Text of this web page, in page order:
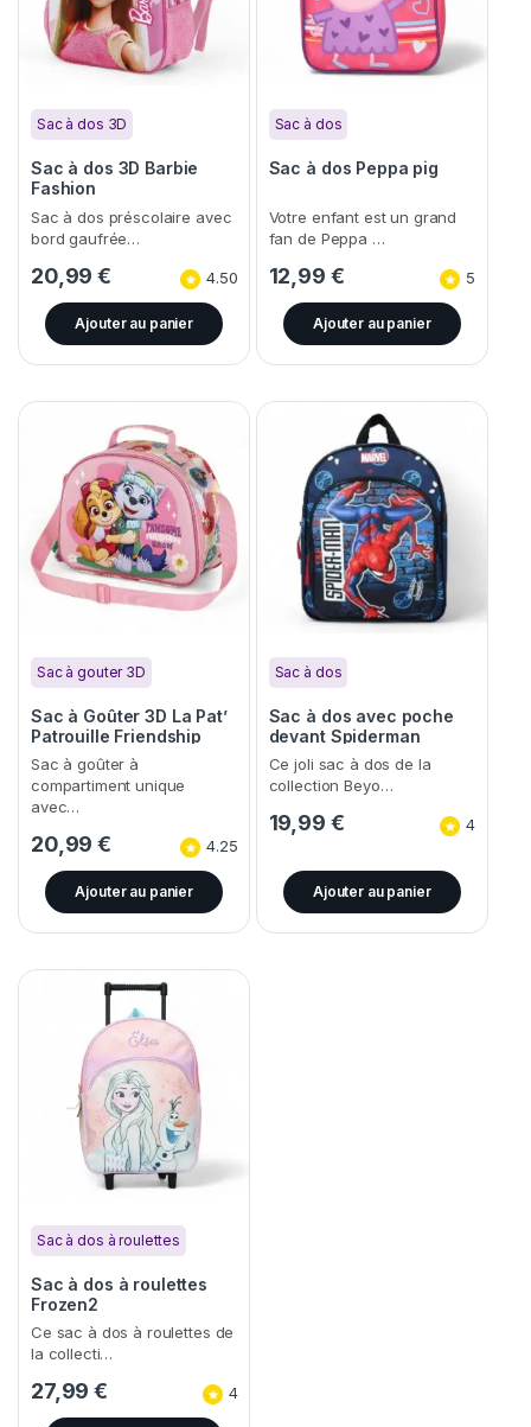
Sac à dos 3D
Sac à dos 3D Barbie
Fashion
Sac à dos préscolaire avec
bord gaufrée…
20,99€ 4.50
Ajouter au panier
Sac à dos
Sac à dos Peppa pig
Votre enfant est un grand
fan de Peppa …
12,99 € 5
Ajouter au panier
Sac à gouter 3D
Sac à Goûter 3D La Pat’
Patrouille Friendship
Sac à goûter à
compartiment unique
avec…
20,99€ 4.25
Ajouter au panier
Sac à dos
Sac à dos avec poche
devant Spiderman
Ce joli sac à dos de la
collection Beyo…
19,99 € 4
Ajouter au panier
Sac à dos à roulettes
Sac à dos à roulettes
Frozen2
Ce sac à dos à roulettes de
la collecti…
27,99€ 4